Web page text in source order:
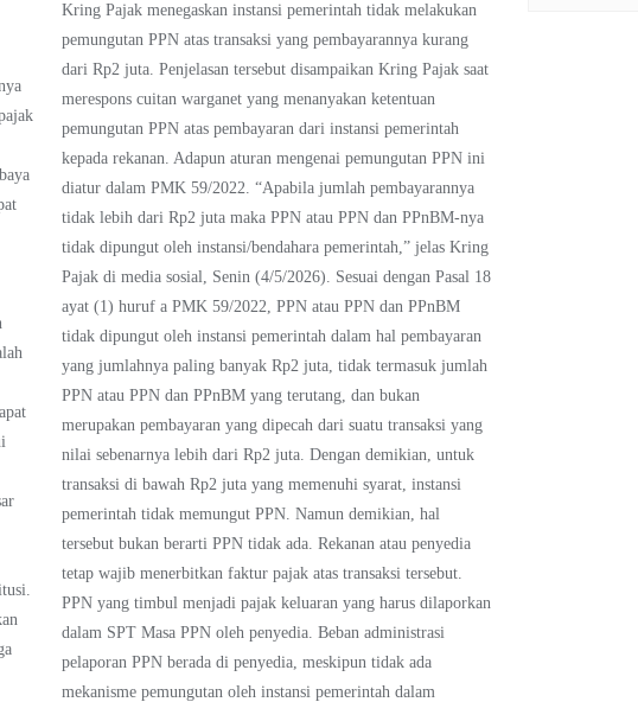
Kring Pajak menegaskan instansi pemerintah tidak melakukan
pemungutan PPN atas transaksi yang pembayarannya kurang
dari Rp2 juta. Penjelasan tersebut disampaikan Kring Pajak saat
merespons cuitan warganet yang menanyakan ketentuan
pemungutan PPN atas pembayaran dari instansi pemerintah
kepada rekanan. Adapun aturan mengenai pemungutan PPN ini
diatur dalam PMK 59/2022. “Apabila jumlah pembayarannya
tidak lebih dari Rp2 juta maka PPN atau PPN dan PPnBM-nya
tidak dipungut oleh instansi/bendahara pemerintah,” jelas Kring
Pajak di media sosial, Senin (4/5/2026). Sesuai dengan Pasal 18
ayat (1) huruf a PMK 59/2022, PPN atau PPN dan PPnBM
tidak dipungut oleh instansi pemerintah dalam hal pembayaran
yang jumlahnya paling banyak Rp2 juta, tidak termasuk jumlah
PPN atau PPN dan PPnBM yang terutang, dan bukan
merupakan pembayaran yang dipecah dari suatu transaksi yang
nilai sebenarnya lebih dari Rp2 juta. Dengan demikian, untuk
transaksi di bawah Rp2 juta yang memenuhi syarat, instansi
pemerintah tidak memungut PPN. Namun demikian, hal
tersebut bukan berarti PPN tidak ada. Rekanan atau penyedia
tetap wajib menerbitkan faktur pajak atas transaksi tersebut.
PPN yang timbul menjadi pajak keluaran yang harus dilaporkan
dalam SPT Masa PPN oleh penyedia. Beban administrasi
pelaporan PPN berada di penyedia, meskipun tidak ada
mekanisme pemungutan oleh instansi pemerintah dalam